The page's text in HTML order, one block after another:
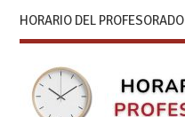
HORARIO DEL PROFESORADO